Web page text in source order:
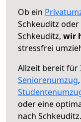
Ob ein
Schkeuditz
Schkeuditz, wir
stressfrei
Allzeit bereit für
Seniorenumzug,
oder eine
nach Schkeuditz.